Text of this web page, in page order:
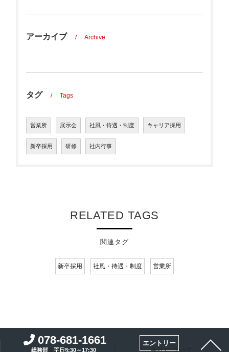
アーカイブ Archive
タグ Tags
営業所 展示会 社風・待遇・制度 キャリア採用
新卒採用 研修 社内行事
関連タグ
RELATED TAGS
新卒採用 社風・待遇・制度 営業所
078-681-1661
総務部 平日8:30～17:30
エントリー
ホーム 会社について